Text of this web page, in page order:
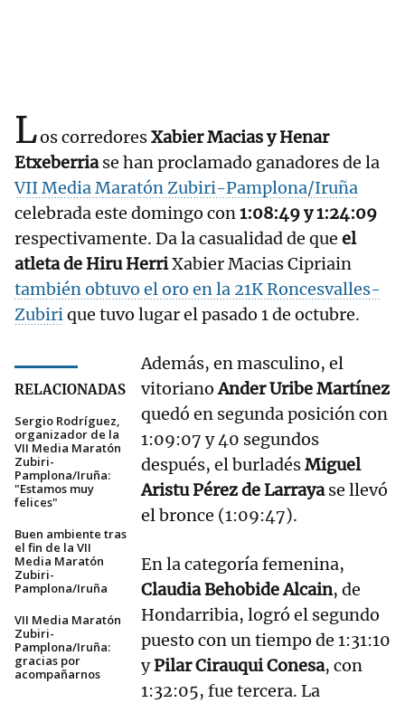
Los corredoresXabier Macias y Henar
Etxeberriase han proclamado ganadores de la
VII Media Maratón Zubiri-Pamplona/Iruña
celebrada este domingo con1:08:49 y 1:24:09
respectivamente. Da la casualidad de que el
atleta de Hiru HerriXabier Macias Cipriain
también obtuvo el oro en la 21K Roncesvalles-
Zubirique tuvo lugar el pasado 1 de octubre.
RELACIONADAS
Sergio Rodríguez,
organizador de la
VII Media Maratón
Zubiri-
Pamplona/Iruña:
"Estamos muy
felices"
Buen ambiente tras
el fin de la VII
Media Maratón
Zubiri-
Pamplona/Iruña
VII Media Maratón
Zubiri-
Pamplona/Iruña:
gracias por
acompañarnos
Además, en masculino, el
vitorianoAnder Uribe Martínez
quedó en segunda posición con
1:09:07 y 40 segundos
después, el burladésMiguel
Aristu Pérez de Larrayase llevó
el bronce (1:09:47).
En la categoría femenina,
Claudia Behobide Alcain, de
Hondarribia, logró el segundo
puesto con un tiempo de 1:31:10
yPilar Cirauqui Conesa, con
1:32:05, fue tercera. La